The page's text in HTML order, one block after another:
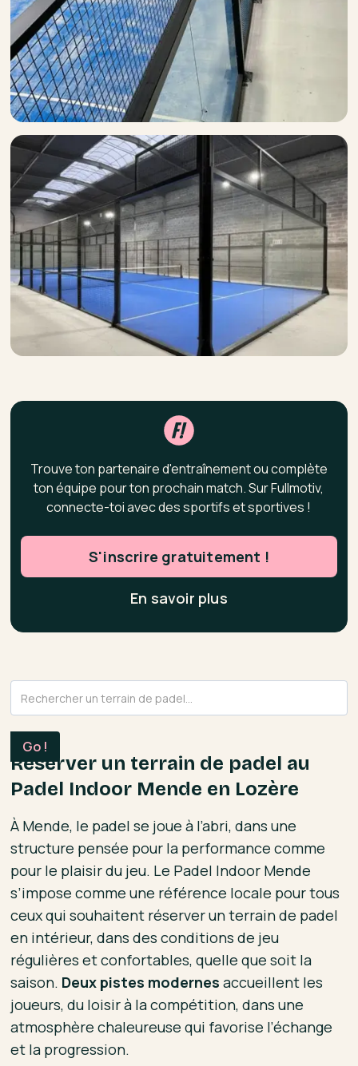
Réserver un terrain de padel au
Padel Indoor Mende en Lozère
À Mende, le padel se joue à l’abri, dans une
structure pensée pour la performance comme
pour le plaisir du jeu. Le Padel Indoor Mende
s’impose comme une référence locale pour tous
ceux qui souhaitent réserver un terrain de padel
en intérieur, dans des conditions de jeu
régulières et confortables, quelle que soit la
saison. Deux pistes modernes accueillent les
joueurs, du loisir à la compétition, dans une
atmosphère chaleureuse qui favorise l’échange
et la progression.
Trouve ton partenaire d'entraînement ou complète
ton équipe pour ton prochain match. Sur Fullmotiv,
connecte-toi avec des sportifs et sportives !
S'inscrire gratuitement !
En savoir plus